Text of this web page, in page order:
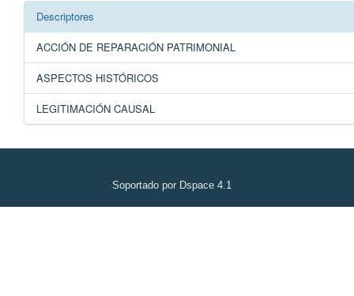
Descriptores
ACCIÓN DE REPARACIÓN PATRIMONIAL
ASPECTOS HISTÓRICOS
LEGITIMACIÓN CAUSAL
Soportado por Dspace 4.1